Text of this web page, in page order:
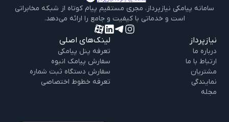
سامانه پیامکی نیازپرداز، مجری مستقیم پیام‌ کوتاه از شبکه مخابراتی
است و خدماتی با کیفیت و جامع را ارائه می‌دهد.
نیازپرداز
درباره‌ ما
ارتباط با ما
مشتریان
نمایندگی
مجله
لینک‌های اصلی
تعرفه پنل پیامکی
سفارش پیامک انبوه
سفارش دستگاه ثبت شماره
تعرفه خطوط اختصاصی